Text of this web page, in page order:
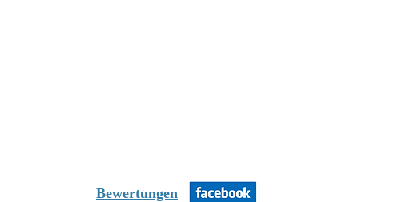
Bewertungen